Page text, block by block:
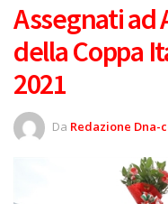
Assegnati ad
della Coppa
2021
Da Redazione Dna-